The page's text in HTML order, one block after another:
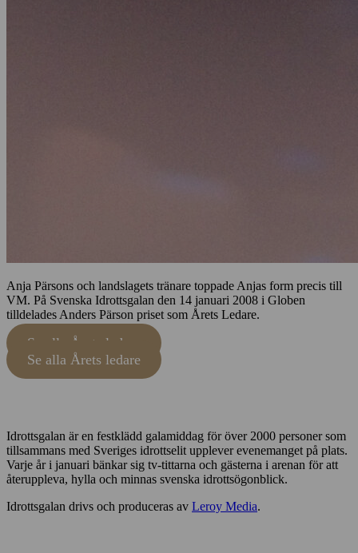
Anja Pärsons och landslagets tränare toppade Anjas form precis till
VM. På Svenska Idrottsgalan den 14 januari 2008 i Globen
tilldelades Anders Pärson priset som Årets Ledare.
Se alla Årets ledare
Se alla Årets ledare
Idrottsgalan är en festklädd galamiddag för över 2000 personer som
tillsammans med Sveriges idrottselit upplever evenemanget på plats.
Varje år i januari bänkar sig tv-tittarna och gästerna i arenan för att
återuppleva, hylla och minnas svenska idrottsögonblick.
Idrottsgalan drivs och produceras av Leroy Media.